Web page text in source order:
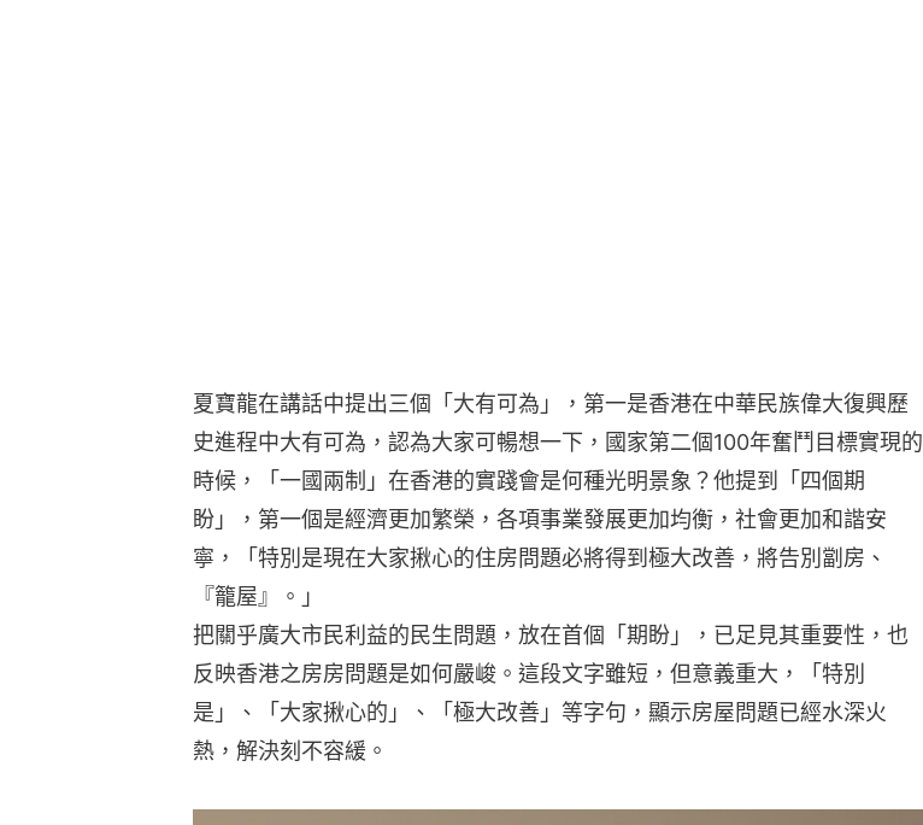
夏寶龍在講話中提出三個「大有可為」，第一是香港在中華民族偉大復興歷
史進程中大有可為，認為大家可暢想一下，國家第二個100年奮鬥目標實現的
時候，「一國兩制」在香港的實踐會是何種光明景象？他提到「四個期
盼」，第一個是經濟更加繁榮，各項事業發展更加均衡，社會更加和諧安
寧，「特別是現在大家揪心的住房問題必將得到極大改善，將告別劏房、
『籠屋』。」
把關乎廣大市民利益的民生問題，放在首個「期盼」，已足見其重要性，也
反映香港之房房問題是如何嚴峻。這段文字雖短，但意義重大，「特別
是」、「大家揪心的」、「極大改善」等字句，顯示房屋問題已經水深火
熱，解決刻不容緩。